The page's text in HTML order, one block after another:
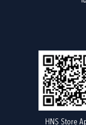
HNS Store